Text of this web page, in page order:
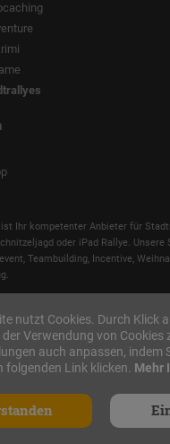
Ihr kompetenter Anbieter für
oder iPad Rallye. Unsere
Teambuilding, Incentive,
Made with ♥ in Nürnberg
nutzt Cookies. Durch Klick
Verwendung von Cookies
auch anpassen, indem
folgenden Link klicken. Mehr